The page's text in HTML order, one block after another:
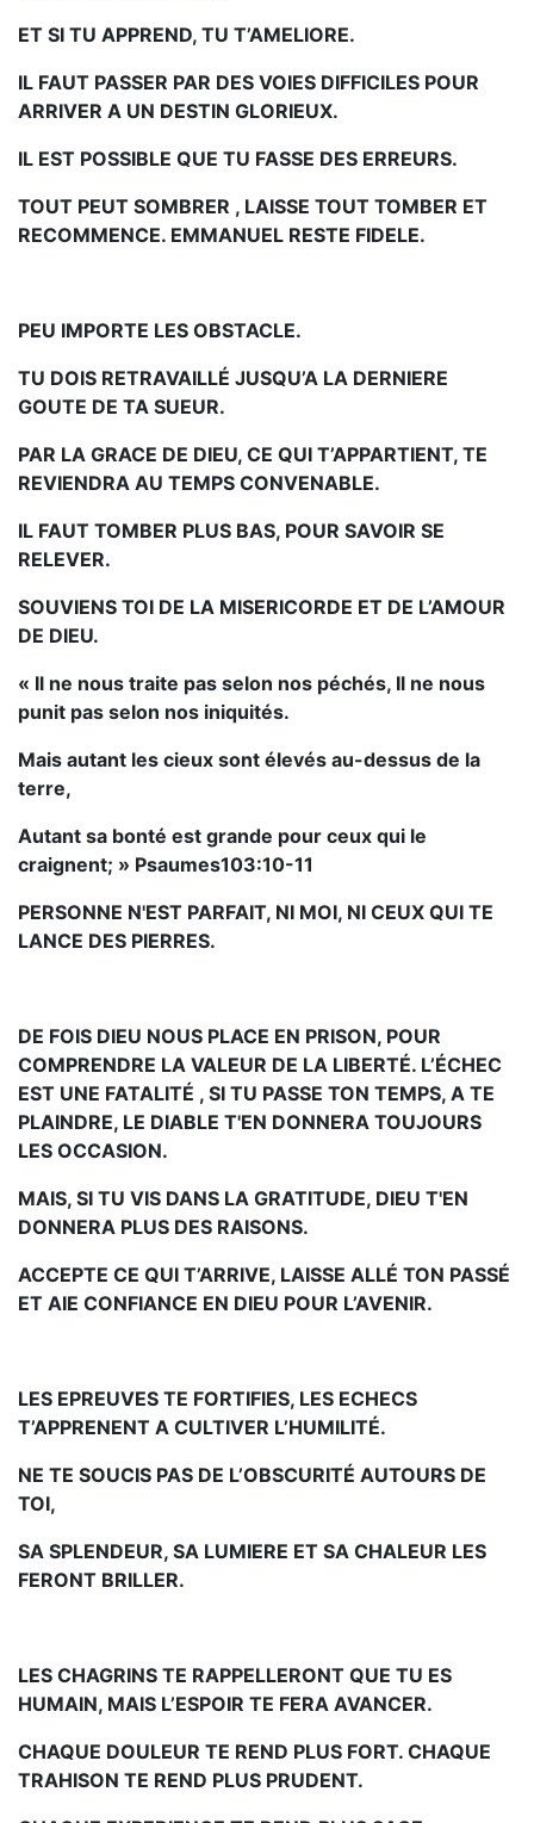
ET SI TU APPREND, TU T’AMELIORE.
IL FAUT PASSER PAR DES VOIES DIFFICILES POUR
ARRIVER A UN DESTIN GLORIEUX.
IL EST POSSIBLE QUE TU FASSE DES ERREURS.
TOUT PEUT SOMBRER , LAISSE TOUT TOMBER ET
RECOMMENCE. EMMANUEL RESTE FIDELE.
PEU IMPORTE LES OBSTACLE.
TU DOIS RETRAVAILLÉ JUSQU’A LA DERNIERE
GOUTE DE TA SUEUR.
PAR LA GRACE DE DIEU, CE QUI T’APPARTIENT, TE
REVIENDRA AU TEMPS CONVENABLE.
IL FAUT TOMBER PLUS BAS, POUR SAVOIR SE
RELEVER.
SOUVIENS TOI DE LA MISERICORDE ET DE L’AMOUR
DE DIEU.
« Il ne nous traite pas selon nos péchés, Il ne nous
punit pas selon nos iniquités.
Mais autant les cieux sont élevés au-dessus de la
terre,
Autant sa bonté est grande pour ceux qui le
craignent; » Psaumes103:10-11
PERSONNE N'EST PARFAIT, NI MOI, NI CEUX QUI TE
LANCE DES PIERRES.
DE FOIS DIEU NOUS PLACE EN PRISON, POUR
COMPRENDRE LA VALEUR DE LA LIBERTÉ. L’ÉCHEC
EST UNE FATALITÉ , SI TU PASSE TON TEMPS, A TE
PLAINDRE, LE DIABLE T'EN DONNERA TOUJOURS
LES OCCASION.
MAIS, SI TU VIS DANS LA GRATITUDE, DIEU T'EN
DONNERA PLUS DES RAISONS.
ACCEPTE CE QUI T’ARRIVE, LAISSE ALLÉ TON PASSÉ
ET AIE CONFIANCE EN DIEU POUR L’AVENIR.
LES EPREUVES TE FORTIFIES, LES ECHECS
T’APPRENENT A CULTIVER L’HUMILITÉ.
NE TE SOUCIS PAS DE L’OBSCURITÉ AUTOURS DE
TOI,
SA SPLENDEUR, SA LUMIERE ET SA CHALEUR LES
FERONT BRILLER.
LES CHAGRINS TE RAPPELLERONT QUE TU ES
HUMAIN, MAIS L’ESPOIR TE FERA AVANCER.
CHAQUE DOULEUR TE REND PLUS FORT. CHAQUE
TRAHISON TE REND PLUS PRUDENT.